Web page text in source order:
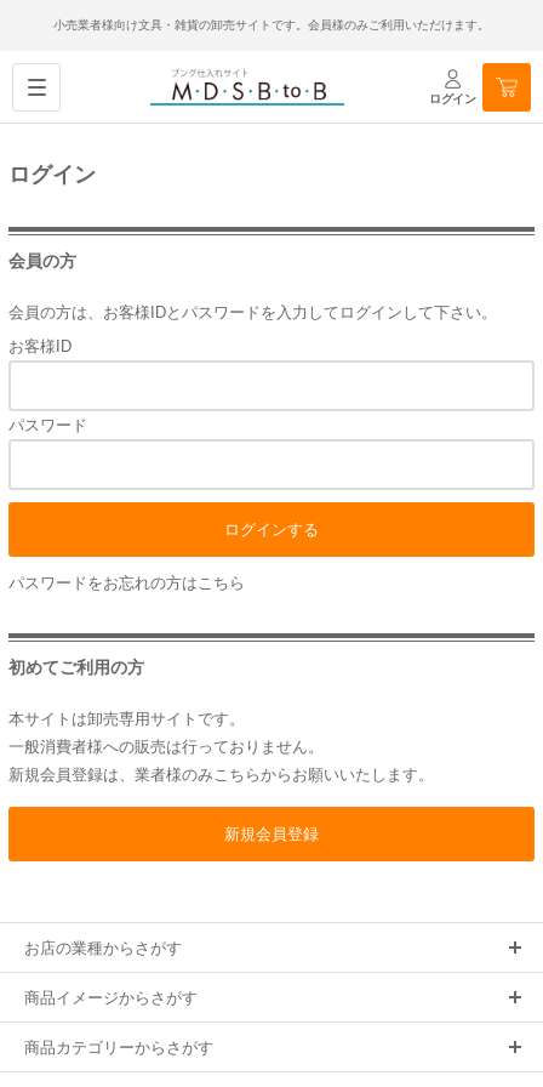
小売業者様向け文具・雑貨の卸売サイトです。会員様のみご利用いただけます。
ログイン
ログイン
会員の方
会員の方は、お客様IDとパスワードを入力してログインして下さい。
お客様ID
パスワード
パスワードをお忘れの方はこちら
初めてご利用の方
本サイトは卸売専用サイトです。
一般消費者様への販売は行っておりません。
新規会員登録は、業者様のみこちらからお願いいたします。
お店の業種からさがす
商品イメージからさがす
商品カテゴリーからさがす